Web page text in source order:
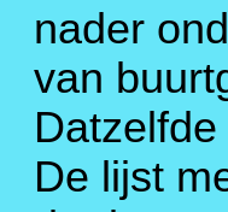
nader
van
De lijst